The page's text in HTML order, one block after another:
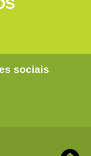
sociais